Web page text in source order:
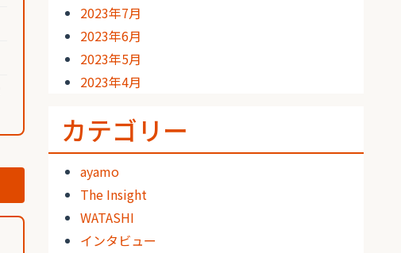
2023年7月
2023年6月
2023年5月
2023年4月
カテゴリー
ayamo
The Insight
WATASHI
インタビュー